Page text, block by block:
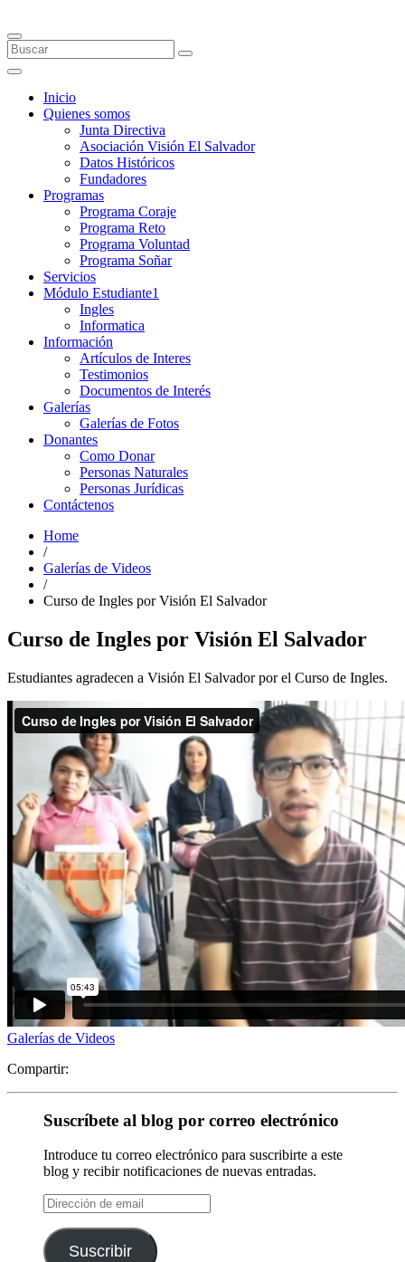
Inicio
Quienes somos
Junta Directiva
Asociación Visión El Salvador
Datos Históricos
Fundadores
Programas
Programa Coraje
Programa Reto
Programa Voluntad
Programa Soñar
Servicios
Módulo Estudiante1
Ingles
Informatica
Información
Artículos de Interes
Testimonios
Documentos de Interés
Galerías
Galerías de Fotos
Donantes
Como Donar
Personas Naturales
Personas Jurídicas
Contáctenos
Home
/
Galerías de Videos
/
Curso de Ingles por Visión El Salvador
Curso de Ingles por Visión El Salvador
Estudiantes agradecen a Visión El Salvador por el Curso de Ingles.
Galerías de Videos
Compartir:
Suscríbete al blog por correo electrónico
Introduce tu correo electrónico para suscribirte a este
blog y recibir notificaciones de nuevas entradas.
Dirección
de
email
Suscribir